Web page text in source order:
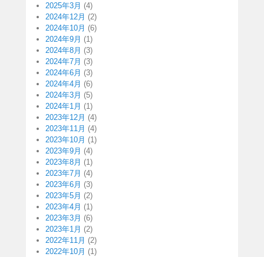
2025年3月 (4)
2024年12月 (2)
2024年10月 (6)
2024年9月 (1)
2024年8月 (3)
2024年7月 (3)
2024年6月 (3)
2024年4月 (6)
2024年3月 (5)
2024年1月 (1)
2023年12月 (4)
2023年11月 (4)
2023年10月 (1)
2023年9月 (4)
2023年8月 (1)
2023年7月 (4)
2023年6月 (3)
2023年5月 (2)
2023年4月 (1)
2023年3月 (6)
2023年1月 (2)
2022年11月 (2)
2022年10月 (1)